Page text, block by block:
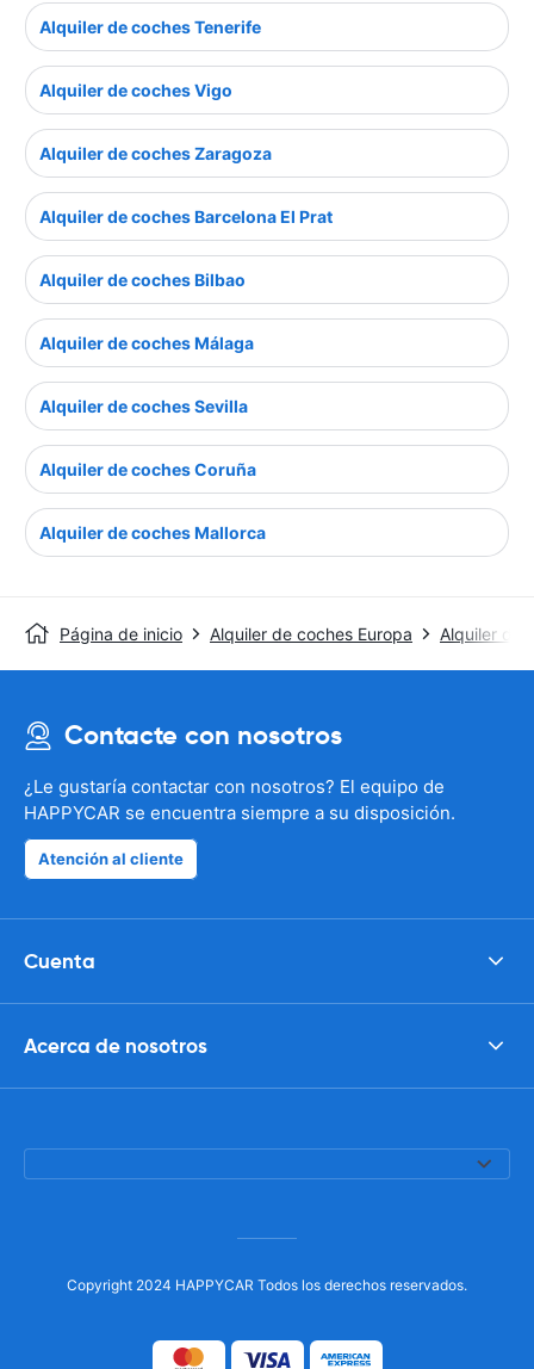
Alquiler de coches Tenerife
Alquiler de coches Vigo
Alquiler de coches Zaragoza
Alquiler de coches Barcelona El Prat
Alquiler de coches Bilbao
Alquiler de coches Málaga
Alquiler de coches Sevilla
Alquiler de coches Coruña
Alquiler de coches Mallorca
Página de inicio Alquiler de coches Europa Alquiler de
Contacte con nosotros
¿Le gustaría contactar con nosotros? El equipo de
HAPPYCAR se encuentra siempre a su disposición.
Atención al cliente
Cuenta
Acerca de nosotros
Copyright 2024 HAPPYCAR Todos los derechos reservados.